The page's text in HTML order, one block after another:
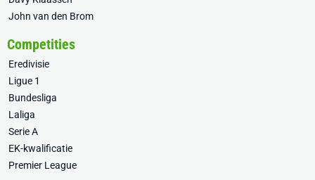
John van den Brom
Competities
Eredivisie
Ligue 1
Bundesliga
Laliga
Serie A
EK-kwalificatie
Premier League